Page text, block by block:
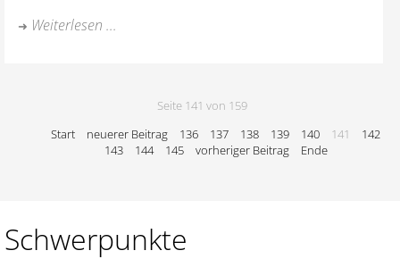
Weiterlesen ...
Seite 141 von 159
Start
neuerer Beitrag 136 137 138 139 140 141
142
143
144 145 vorheriger Beitrag Ende
Schwerpunkte